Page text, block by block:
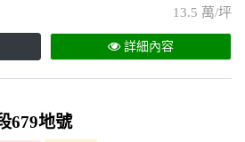
13.5 萬/坪
詳細內容
679地號